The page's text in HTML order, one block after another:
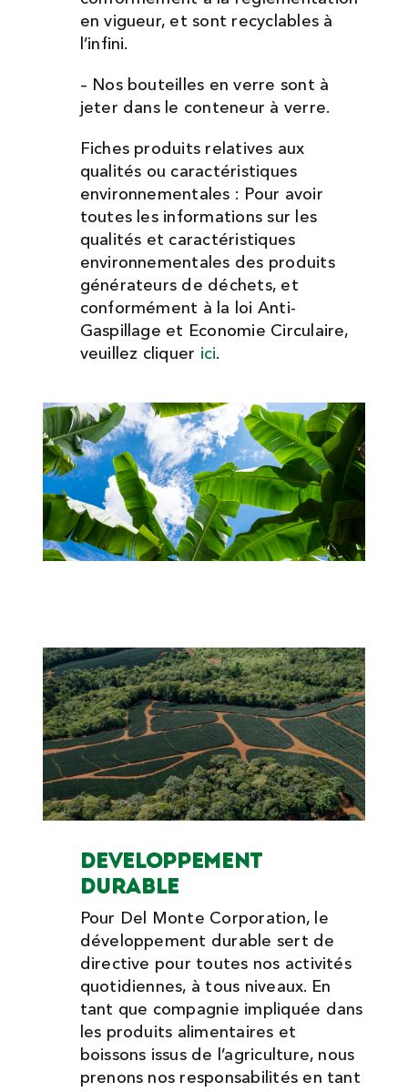
en vigueur, et sont recyclables à
l’infini.
– Nos bouteilles en verre sont à
jeter dans le conteneur à verre.
Fiches produits relatives aux
qualités ou caractéristiques
environnementales : Pour avoir
toutes les informations sur les
qualités et caractéristiques
environnementales des produits
générateurs de déchets, et
conformément à la loi Anti-
Gaspillage et Economie Circulaire,
veuillez cliquer ici.
DEVELOPPEMENT
DURABLE
Pour Del Monte Corporation, le
développement durable sert de
directive pour toutes nos activités
quotidiennes, à tous niveaux. En
tant que compagnie impliquée dans
les produits alimentaires et
boissons issus de l’agriculture, nous
prenons nos responsabilités en tant